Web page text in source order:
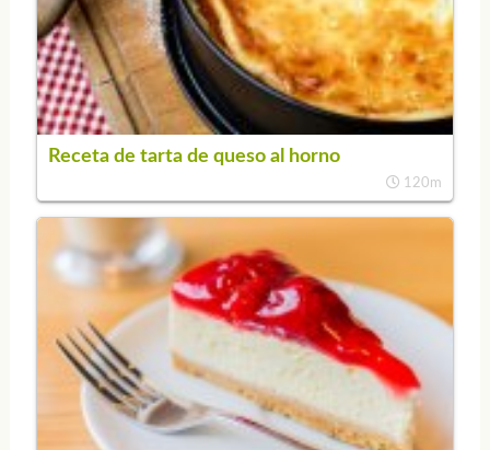
Receta de tarta de queso al horno
120m